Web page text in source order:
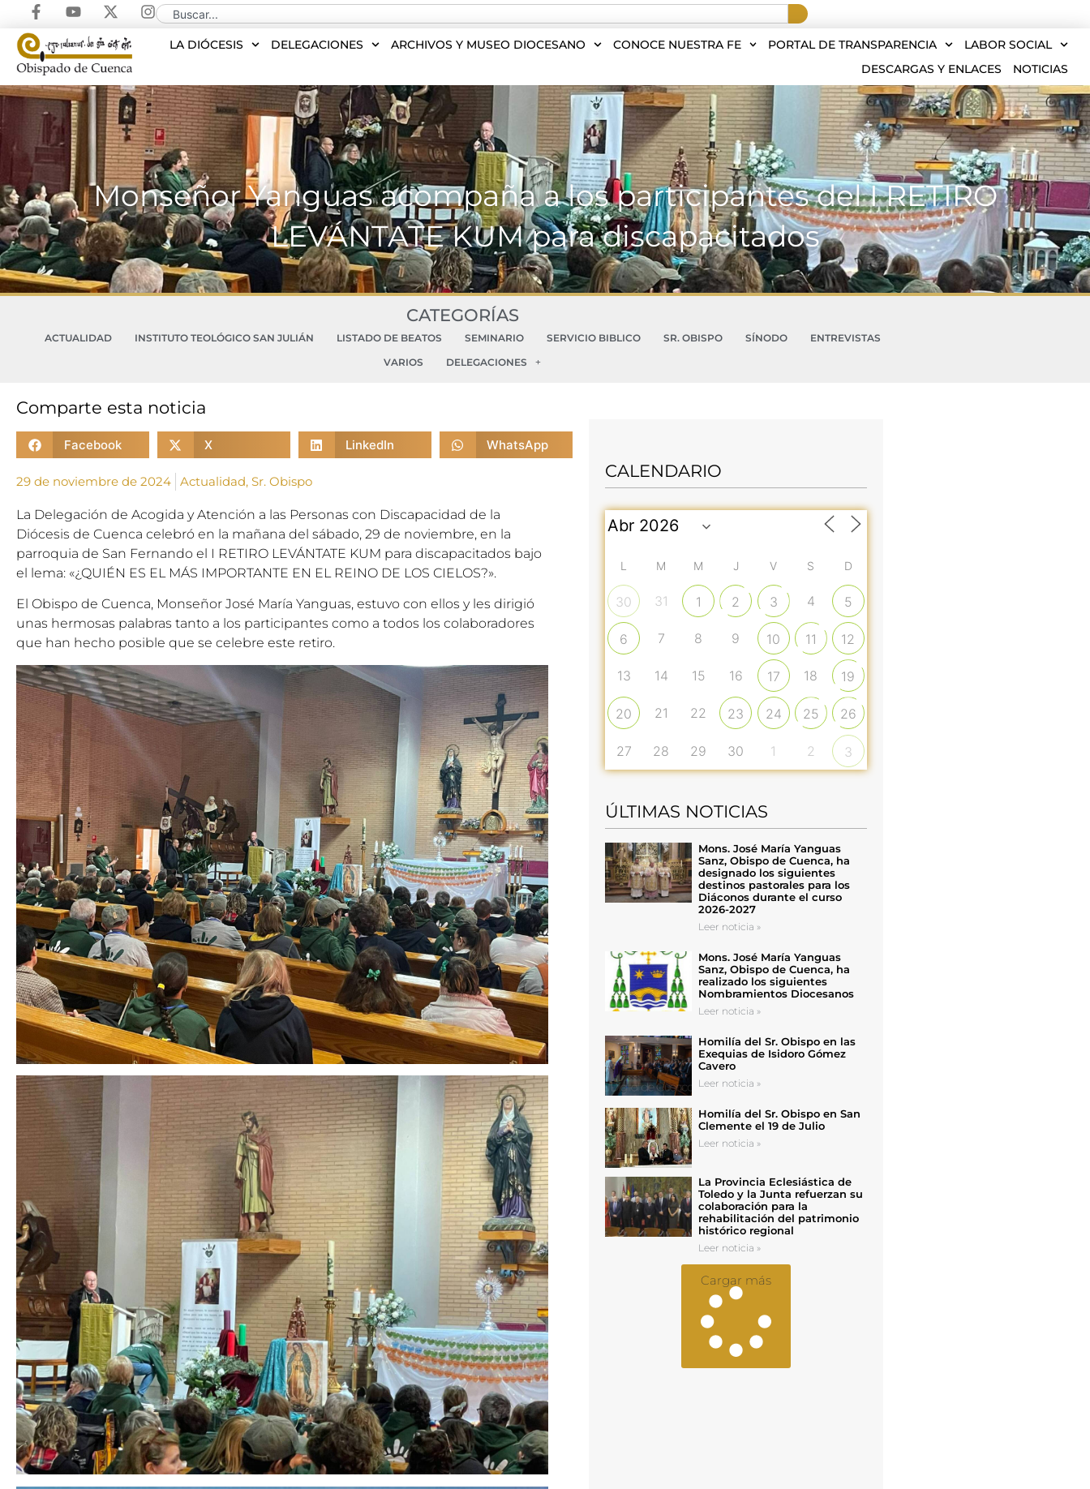
LA DIÓCESIS DELEGACIONES ARCHIVOS Y MUSEO DIOCESANO CONOCE NUESTRA FE PORTAL DE TRANSPARENCIA
LABOR SOCIAL
DESCARGAS Y ENLACES
NOTICIAS
Monseñor Yanguas acompaña a los participantes del I RETIRO
LEVÁNTATE KUM para discapacitados
CATEGORÍAS
ACTUALIDAD INSTITUTO TEOLÓGICO SAN JULIÁN LISTADO DE BEATOS SEMINARIO SERVICIO BIBLICO SR. OBISPO SÍNODO
ENTREVISTAS
VARIOS
DELEGACIONES
Comparte esta noticia
Facebook X LinkedIn WhatsApp
29 de noviembre de 2024 Actualidad, Sr. Obispo
La Delegación de Acogida y Atención a las Personas con Discapacidad de la
Diócesis de Cuenca celebró en la mañana del sábado, 29 de noviembre, en la
parroquia de San Fernando el I RETIRO LEVÁNTATE KUM para discapacitados bajo
el lema: «¿QUIÉN ES EL MÁS IMPORTANTE EN EL REINO DE LOS CIELOS?».
El Obispo de Cuenca, Monseñor José María Yanguas, estuvo con ellos y les dirigió
unas hermosas palabras tanto a los participantes como a todos los colaboradores
que han hecho posible que se celebre este retiro.
CALENDARIO
L M M J V S D
30 31 1 2 3 4 5
6 7 8 9 10 11 12
13 14 15 16 17 18 19
20 21 22 23 24 25 26
27 28 29 30 1 2 3
ÚLTIMAS NOTICIAS
Mons. José María Yanguas
Sanz, Obispo de Cuenca, ha
designado los siguientes
destinos pastorales para los
Diáconos durante el curso
2026-2027
Leer noticia »
Mons. José María Yanguas
Sanz, Obispo de Cuenca, ha
realizado los siguientes
Nombramientos Diocesanos
Leer noticia »
Homilía del Sr. Obispo en las
Exequias de Isidoro Gómez
Cavero
Leer noticia »
Homilía del Sr. Obispo en San
Clemente el 19 de Julio
Leer noticia »
La Provincia Eclesiástica de
Toledo y la Junta refuerzan su
colaboración para la
rehabilitación del patrimonio
histórico regional
Leer noticia »
Cargar más